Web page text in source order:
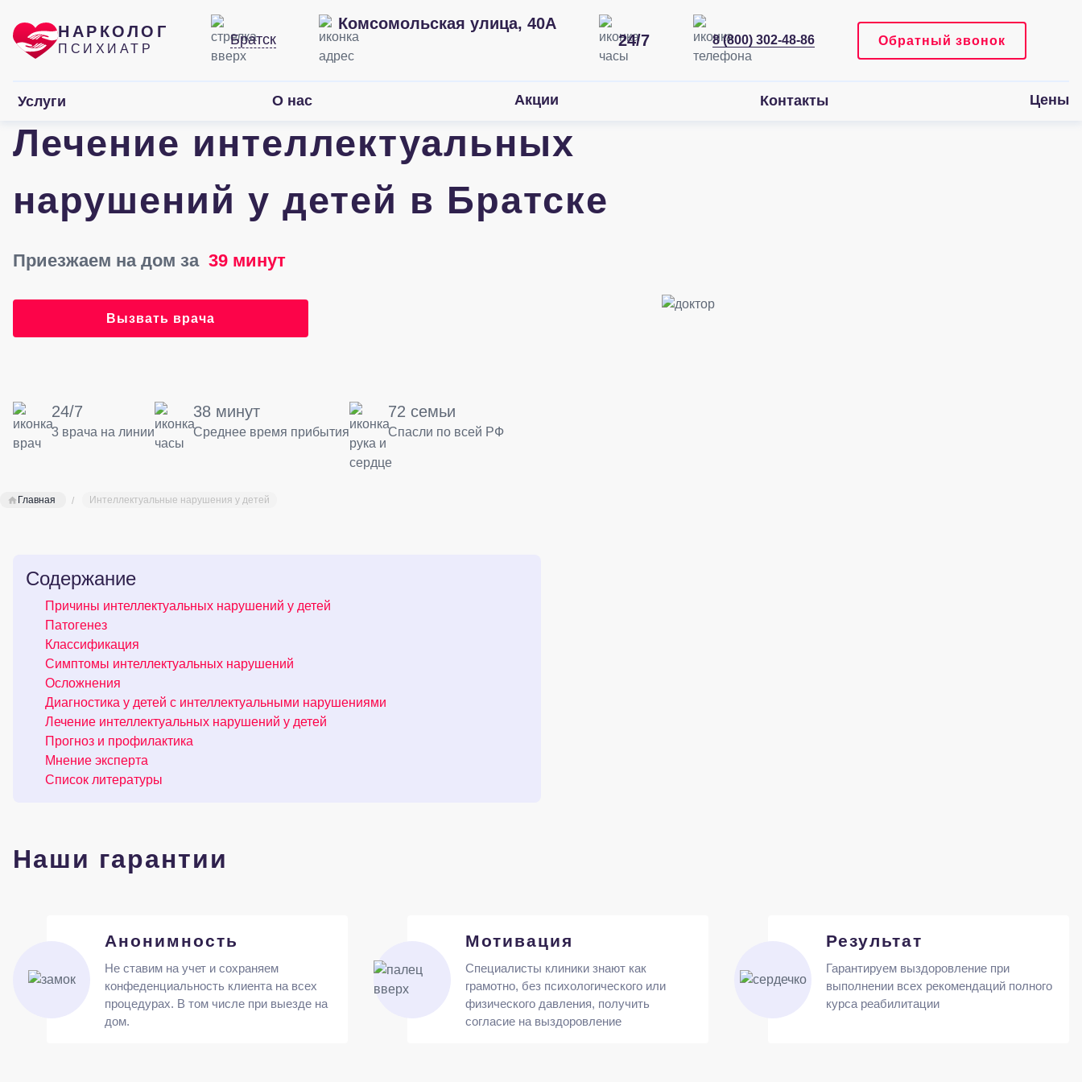
НАРКОЛОГ
ПСИХИАТР
Братск
Комсомольская улица, 40А
24/7
8 (800) 302-48-86 Обратный звонок
Услуги О нас Акции Контакты Цены
Лечение интеллектуальных
нарушений у детей в Братске
Приезжаем на дом за39 минут
Вызвать врача
24/7
3 врача на линии
38 минут
Среднее время прибытия
72 семьи
Спасли по всей РФ
Главная Интеллектуальные нарушения у детей
Содержание
Причины интеллектуальных нарушений у детей
Патогенез
Классификация
Симптомы интеллектуальных нарушений
Осложнения
Диагностика у детей с интеллектуальными нарушениями
Лечение интеллектуальных нарушений у детей
Прогноз и профилактика
Мнение эксперта
Список литературы
Наши гарантии
Анонимность
Не ставим на учет и сохраняем
конфеденциальность клиента на всех
процедурах. В том числе при выезде на
дом.
Мотивация
Специалисты клиники знают как
грамотно, без психологического или
физического давления, получить
согласие на выздоровление
Результат
Гарантируем выздоровление при
выполнении всех рекомендаций полного
курса реабилитации